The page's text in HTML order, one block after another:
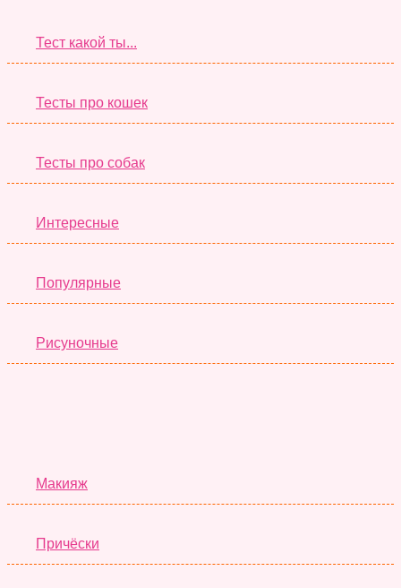
Тест какой ты...
Тесты про кошек
Тесты про собак
Интересные
Популярные
Рисуночные
Макияж
Причёски